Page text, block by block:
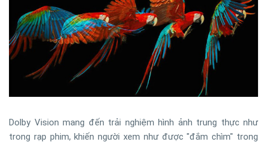
Dolby Vision mang đến trải nghiệm hình ảnh trung thực như
trong rạp phim, khiến người xem như được "đắm chìm" trong